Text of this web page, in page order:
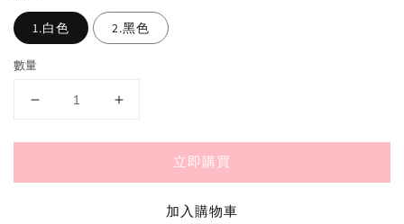
1.白色 2.黑色
數量
立即購買
加入購物車